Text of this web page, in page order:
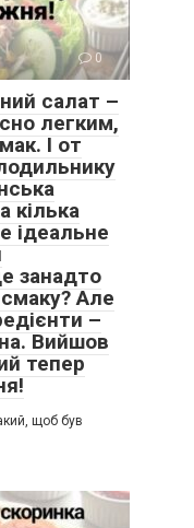
0
салат –
легким,
І от
кілька
ідеальне
занадто
Але
–
Вийшов
тепер
щоб був